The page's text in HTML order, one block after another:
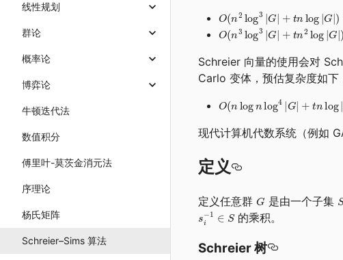
线性规划
群论
概率论
博弈论
牛顿迭代法
数值积分
傅里叶-莫茨金消元法
序理论
杨氏矩阵
Schreier–Sims 算法
Schreier 向量的使用会对
Carlo 变体，预估复杂度如下
现代计算机代数系统（例如
定义
定义任意群 是由一个子集
的乘积。
Schreier 树